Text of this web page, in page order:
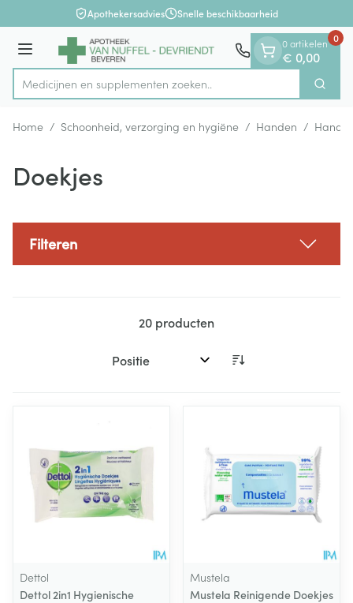
Ga naar de inhoudApothekersadvies Snelle beschikbaarheid
Menu
Product, merk, categorie...
Medicijnen en supple Zoek
0 artikelen
€ 0,00
0
Home / Schoonheid, verzorging en hygiëne / Handen /
Doekjes
Filteren
20 producten
Sorteer op:
Dettol
Dettol 2in1 Hygienische
Mustela
Mustela Reinigende Doekjes